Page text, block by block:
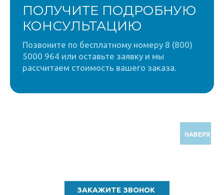
ПОЛУЧИТЕ ПОДРОБНУЮ
КОНСУЛЬТАЦИЮ
Позвоните по бесплатному номеру 8 (800)
5000 964 или оставьте заявку и мы
рассчитаем стоимость вашего заказа.
НАВЕРХ